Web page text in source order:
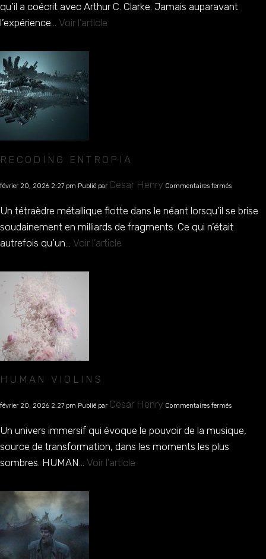
qu’il a coécrit avec Arthur C. Clarke. Jamais auparavant
l’expérience... Voir l'article
RECODING ENTROPIA
février 20, 2026 2:27 pm Publié par Cesar Henry Commentaires fermés
Un tétraèdre métallique flotte dans le néant lorsqu’il se brise
soudainement en milliards de fragments. Ce qui n’était
autrefois qu’un... Voir l'article
HUMAN VIOLINS
février 20, 2026 2:27 pm Publié par Cesar Henry Commentaires fermés
Un univers immersif qui évoque le pouvoir de la musique,
source de transformation, dans les moments les plus
sombres. HUMAN... Voir l'article